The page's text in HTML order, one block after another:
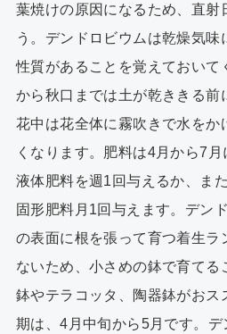
葉焼けの原因になるため、直射
う。デンドロビウムは乾燥気
性質があることを覚えておいて
から秋口までは土が乾ききる前
花中は花全体に霧吹きで水をか
くなります。肥料は4月から7
液体肥料を週1回与えるか、ま
固形肥料月1回与えます。デン
の表面に根を張って育つ着生ラ
ないため、小さめの鉢で育てる
鉢やテラコッタ、陶器鉢がおス
期は、4月中旬から5月です。